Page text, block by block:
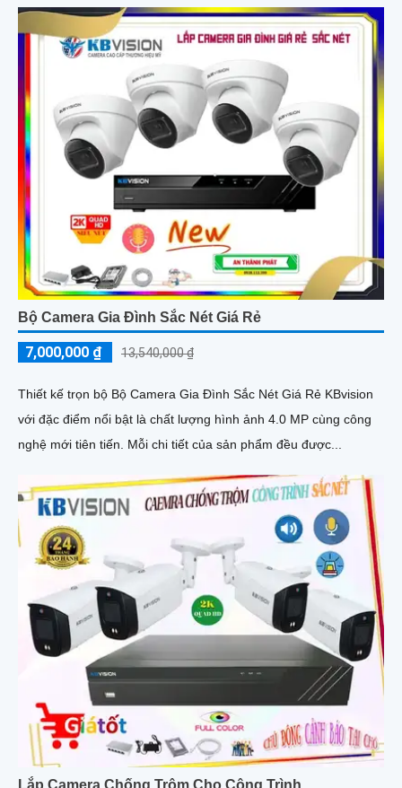
Bộ Camera Gia Đình Sắc Nét Giá Rẻ
7,000,000 ₫ 13,540,000 ₫
Thiết kế trọn bộ Bộ Camera Gia Đình Sắc Nét Giá Rẻ KBvision
với đặc điểm nổi bật là chất lượng hình ảnh 4.0 MP cùng công
nghệ mới tiên tiến. Mỗi chi tiết của sản phẩm đều được...